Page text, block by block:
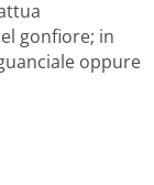
gonfiore; in
oppure